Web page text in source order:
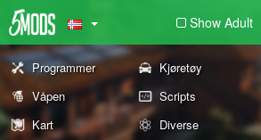
Show Adult
Programmer Kjøretøy
Våpen
Scripts
Kart
Diverse